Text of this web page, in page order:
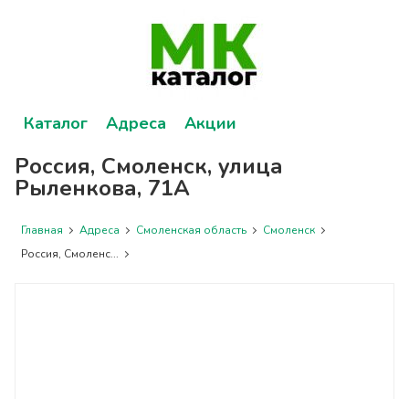
Каталог Адреса Акции
Россия, Смоленск, улица
Рыленкова, 71А
Главная Адреса Смоленская область
Смоленск
Россия, Смоленс...